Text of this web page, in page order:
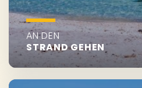
AN DEN
STRAND GEHEN